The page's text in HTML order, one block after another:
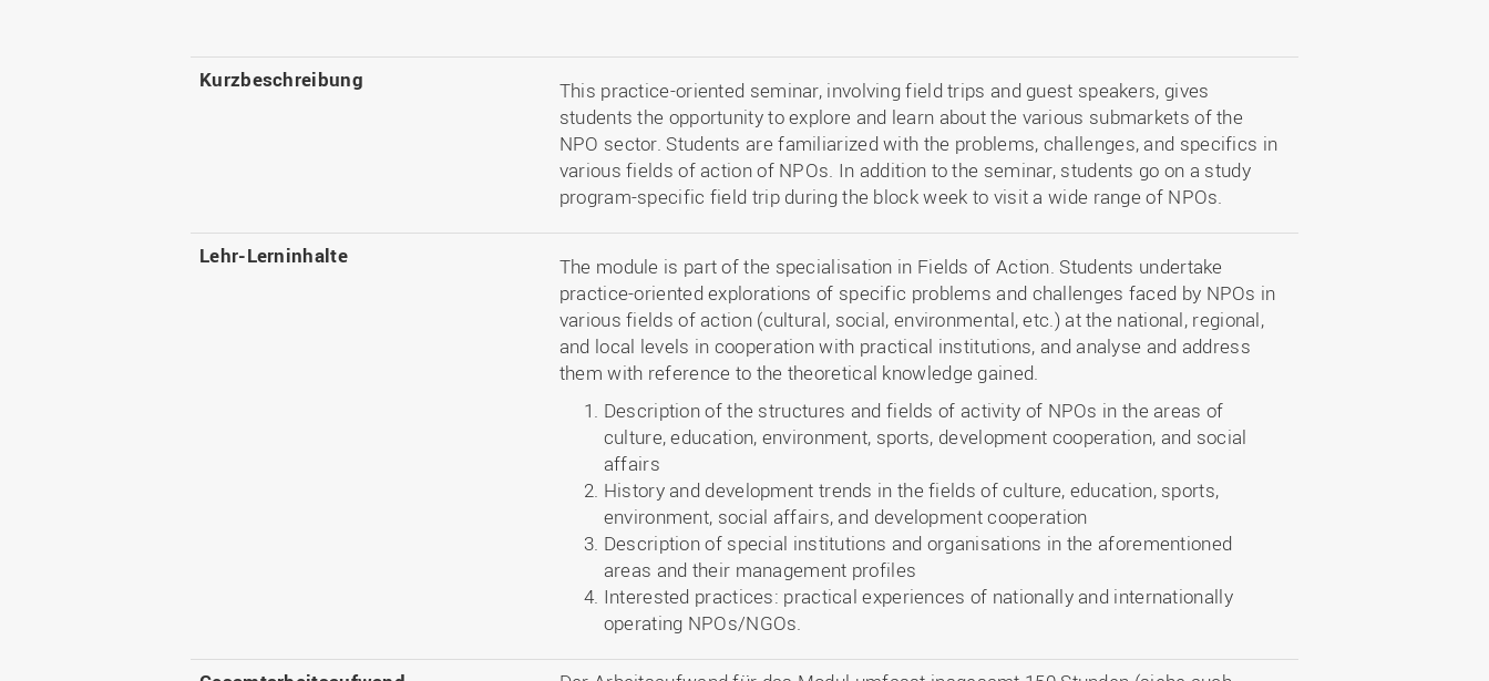
Kurzbeschreibung
This practice-oriented seminar, involving field trips and guest speakers, gives
students the opportunity to explore and learn about the various submarkets of the
NPO sector. Students are familiarized with the problems, challenges, and specifics in
various fields of action of NPOs. In addition to the seminar, students go on a study
program-specific field trip during the block week to visit a wide range of NPOs.
Lehr-Lerninhalte
The module is part of the specialisation in Fields of Action. Students undertake
practice-oriented explorations of specific problems and challenges faced by NPOs in
various fields of action (cultural, social, environmental, etc.) at the national, regional,
and local levels in cooperation with practical institutions, and analyse and address
them with reference to the theoretical knowledge gained.
Description of the structures and fields of activity of NPOs in the areas of
culture, education, environment, sports, development cooperation, and social
affairs
History and development trends in the fields of culture, education, sports,
environment, social affairs, and development cooperation
Description of special institutions and organisations in the aforementioned
areas and their management profiles
Interested practices: practical experiences of nationally and internationally
operating NPOs/NGOs.